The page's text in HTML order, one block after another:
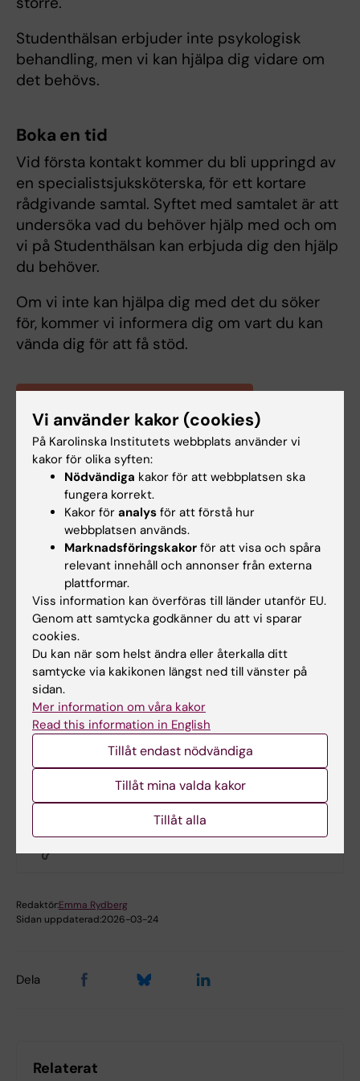
Studenthälsan erbjuder inte psykologisk
behandling, men vi kan hjälpa dig vidare om
det behövs.
Boka en tid
Vid första kontakt kommer du bli uppringd av
en specialistsjuksköterska, för ett kortare
rådgivande samtal. Syftet med samtalet är att
undersöka vad du behöver hjälp med och om
vi på Studenthälsan kan erbjuda dig den hjälp
du behöver.
Om vi inte kan hjälpa dig med det du söker
för, kommer vi informera dig om vart du kan
vända dig för att få stöd.
Boka ett rådgivande telefonsamtal
Doktorand?Besök sidan om
doktorander
Är du i akut behov av stöd?
Kontakta Hjälplinjen
, en anonym och
kostnadsfri stödtjänst som erbjuder
professionellt stöd dygnet runt, året om.
Av- och ombokning
Om du får förhinder ber vi dig att av- eller
omboka din tid senast 24 timmar innan. För
att av- eller omboka ditt besök ring 08-524
835 70, knappval 2.
Hade du nytta av informationen på denna sida?
Redaktör:Emma Rydberg
Sidan uppdaterad:2026-03-24
Dela
Relaterat
Vi använder kakor (cookies)
På Karolinska Institutets webbplats använder vi
kakor för olika syften:
Nödvändiga kakor för att webbplatsen ska
fungera korrekt.
Kakor för analys för att förstå hur
webbplatsen används.
Marknadsföringskakor för att visa och spåra
relevant innehåll och annonser från externa
plattformar.
Viss information kan överföras till länder utanför EU.
Genom att samtycka godkänner du att vi sparar
cookies.
Du kan när som helst ändra eller återkalla ditt
samtycke via kakikonen längst ned till vänster på
sidan.
Mer information om våra kakor
Read this information in English
Tillåt endast nödvändiga
Tillåt mina valda kakor
Tillåt alla